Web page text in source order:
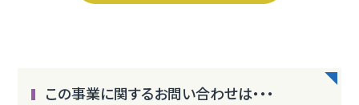
この事業に関するお問い合わせは・・・